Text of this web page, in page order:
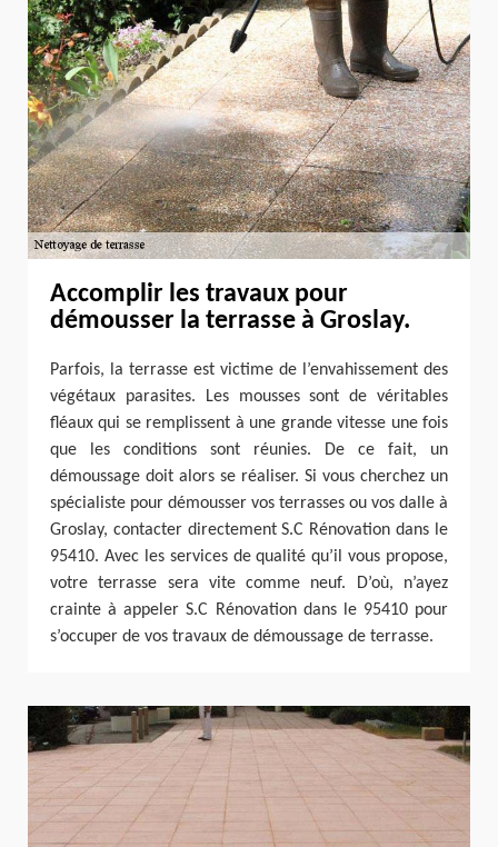
Accomplir les travaux pour
démousser la terrasse à Groslay.
Parfois, la terrasse est victime de l’envahissement des
végétaux parasites. Les mousses sont de véritables
fléaux qui se remplissent à une grande vitesse une fois
que les conditions sont réunies. De ce fait, un
démoussage doit alors se réaliser. Si vous cherchez un
spécialiste pour démousser vos terrasses ou vos dalle à
Groslay, contacter directement S.C Rénovation dans le
95410. Avec les services de qualité qu’il vous propose,
votre terrasse sera vite comme neuf. D’où, n’ayez
crainte à appeler S.C Rénovation dans le 95410 pour
s’occuper de vos travaux de démoussage de terrasse.